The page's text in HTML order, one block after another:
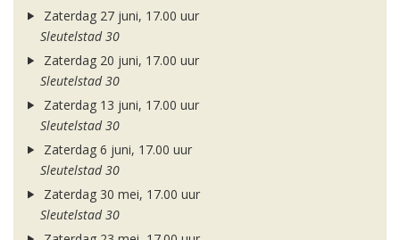
Zaterdag 27 juni, 17.00 uur
Sleutelstad 30
Zaterdag 20 juni, 17.00 uur
Sleutelstad 30
Zaterdag 13 juni, 17.00 uur
Sleutelstad 30
Zaterdag 6 juni, 17.00 uur
Sleutelstad 30
Zaterdag 30 mei, 17.00 uur
Sleutelstad 30